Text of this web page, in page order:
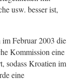
usw. besser ist,
Februar 2003 die
Kommission eine
sodass Kroatien im
eine